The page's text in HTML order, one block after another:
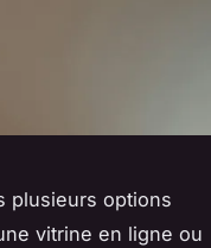
plusieurs options
vitrine en ligne ou